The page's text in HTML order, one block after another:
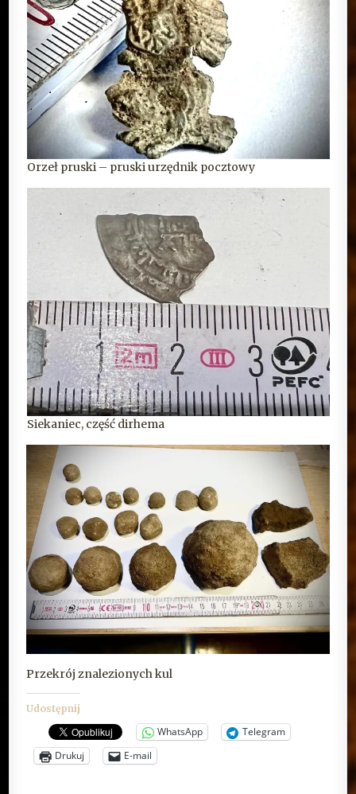
Orzeł pruski – pruski urzędnik pocztowy
Siekaniec, część dirhema
Przekrój znalezionych kul
Udostępnij
WhatsApp
Telegram
Drukuj
E-mail